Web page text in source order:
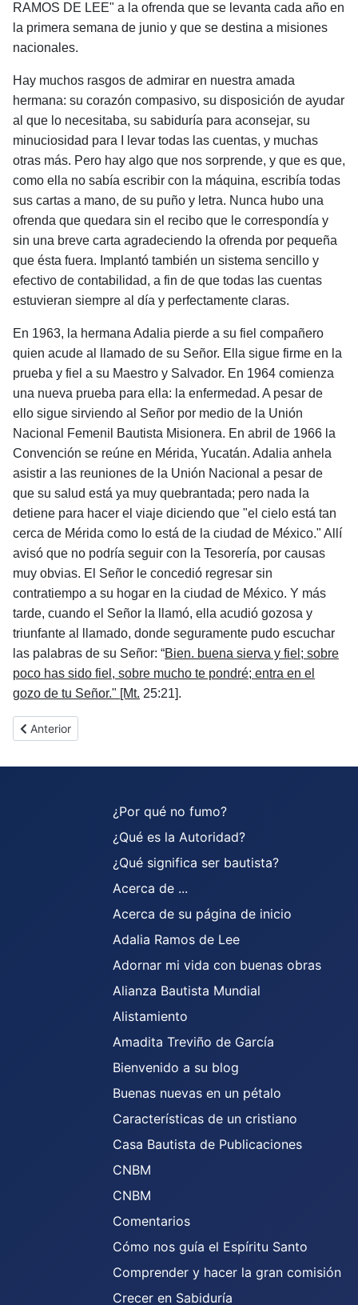
RAMOS DE LEE" a la ofrenda que se le­vanta cada año en
la primera semana de junio y que se destina a misiones
nacionales.
Hay muchos rasgos de admirar en nuestra amada
hermana: su corazón compasivo, su disposición de ayudar
al que lo necesitaba, su sabiduría para aconsejar, su
minuciosidad para I levar todas las cuentas, y muchas
otras más. Pero hay algo que nos sorprende, y que es que,
como ella no sabía escribir con la máquina, escribía todas
sus cartas a mano, de su puño y letra. Nunca hubo una
ofrenda que quedara sin el recibo que le correspondía y
sin una bre­ve carta agradeciendo la ofrenda por pequeña
que ésta fuera. Implantó también un sistema sencillo y
efectivo de contabilidad, a fin de que todas las cuentas
estuvieran siempre al día y perfectamente claras.
En 1963, la hermana Adalia pierde a su fiel compa­ñero
quien acude al llamado de su Señor. Ella sigue fir­me en la
prueba y fiel a su Maestro y Salvador. En 1964 comienza
una nueva prueba para ella: la enfermedad. A pesar de
ello sigue sirviendo al Señor por medio de la Unión
Nacional Femenil Bautista Misionera. En abril de 1966 la
Convención se reúne en Mérida, Yucatán. Adalia anhela
asistir a las reuniones de la Unión Nacional a pesar de
que su salud está ya muy quebrantada; pero nada la
detiene para hacer el viaje diciendo que "el cielo está tan
cerca de Mérida como lo está de la ciudad de México." Allí
avisó que no podría seguir con la Teso­rería, por causas
muy obvias. El Señor le concedió re­gresar sin
contratiempo a su hogar en la ciudad de México. Y más
tarde, cuando el Señor la llamó, ella acudió gozosa y
triunfante al llamado, donde seguramente pudo escuchar
las palabras de su Señor: “Bien. buena sierva y fiel; sobre
poco has sido fiel, sobre mucho te pondré; entra en el
gozo de tu Señor." [Mt. 25:21].
Artículo anterior: David Livigstone
Anterior
¿Por qué no fumo?
¿Qué es la Autoridad?
¿Qué significa ser bautista?
Acerca de ...
Acerca de su página de inicio
Adalia Ramos de Lee
Adornar mi vida con buenas obras
Alianza Bautista Mundial
Alistamiento
Amadita Treviño de García
Bienvenido a su blog
Buenas nuevas en un pétalo
Características de un cristiano
Casa Bautista de Publicaciones
CNBM
CNBM
Comentarios
Cómo nos guía el Espíritu Santo
Comprender y hacer la gran comisión
Crecer en Sabiduría